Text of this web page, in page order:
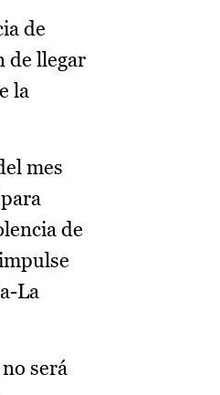
de
de llegar
la
mes
de
La
será